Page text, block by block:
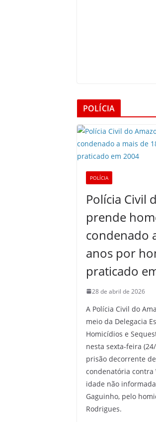
POLÍCIA
POLÍCIA
Polícia Civil
prende
condenado
anos por
praticado
28 de abril de 2026
A Polícia Civil do
meio da Delegacia
Homicídios e
nesta sexta-feira
prisão decorrente
condenatória contra
idade não
Gaguinho, pelo
Rodrigues.